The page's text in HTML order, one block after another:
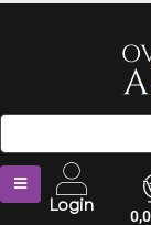
Login